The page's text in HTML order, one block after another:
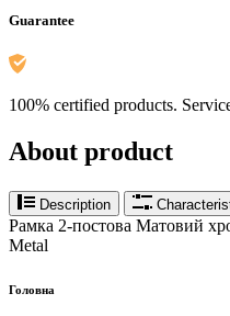
Guarantee
100% certified products.
About product
Description
Рамка 2-постова Матовий
Metal
Головна